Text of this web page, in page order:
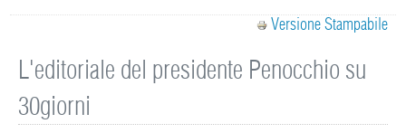
Versione Stampabile
L'editoriale del presidente Penocchio su
30giorni